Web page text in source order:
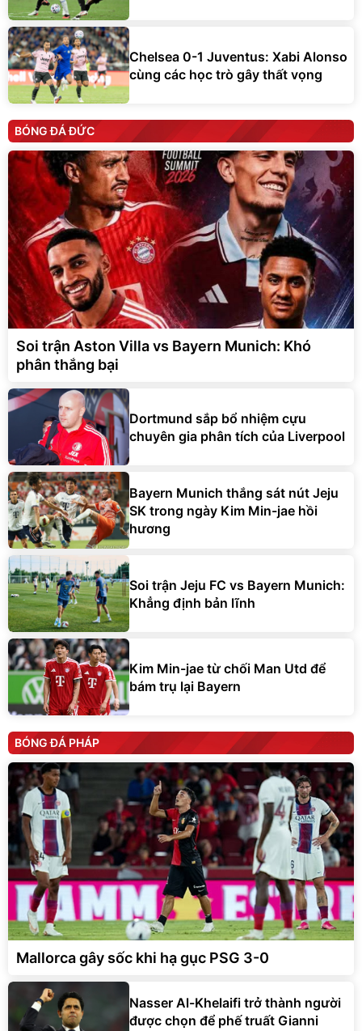
Chelsea 0-1 Juventus: Xabi Alonso
cùng các học trò gây thất vọng
BÓNG ĐÁ ĐỨC
Soi trận Aston Villa vs Bayern Munich: Khó
phân thắng bại
Dortmund sắp bổ nhiệm cựu
chuyên gia phân tích của Liverpool
Bayern Munich thắng sát nút Jeju
SK trong ngày Kim Min-jae hồi
hương
Soi trận Jeju FC vs Bayern Munich:
Khẳng định bản lĩnh
Kim Min-jae từ chối Man Utd để
bám trụ lại Bayern
BÓNG ĐÁ PHÁP
Mallorca gây sốc khi hạ gục PSG 3-0
Nasser Al-Khelaifi trở thành người
được chọn để phế truất Gianni